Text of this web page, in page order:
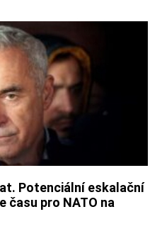
Potenciální eskalační
času pro NATO na